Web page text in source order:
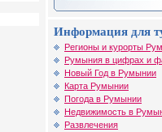
Информация для
Регионы и курорты
Румыния в цифрах и
Новый Год в Румынии
Карта Румынии
Погода в Румынии
Недвижимость в
Развлечения